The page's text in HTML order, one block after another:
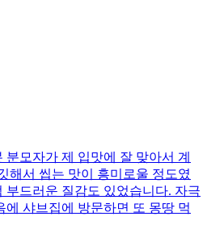
모자가 제 입맛에 잘 맞아서 계
해서 씹는 맛이 흥미로울 정도였
부드러운 질감도 있었습니다. 자극
에 샤브집에 방문하면 또 몽땅 먹